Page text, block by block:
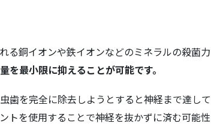
る銅イオンや鉄イオンなどのミネラルの殺菌力
を最小限に抑えることが可能です。
歯を完全に除去しようとすると神経まで達して
トを使用することで神経を抜かずに済む可能性